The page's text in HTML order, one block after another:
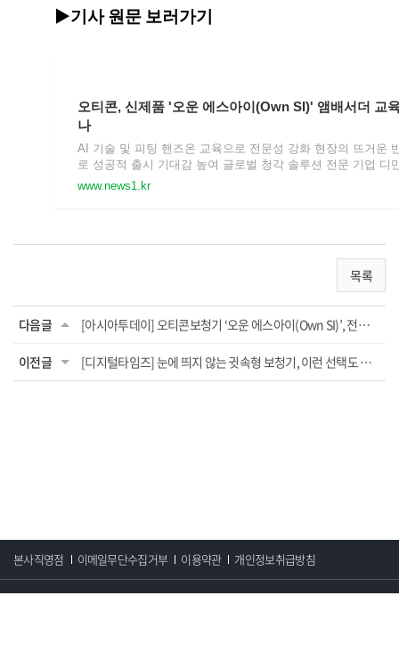
▶기사 원문 보러가기
오티콘, 신제품 '오운 에스아이(Own SI)' 앰배서더 교
나
AI 기술 및 피팅 핸즈온 교육으로 전문성 강화 현장의 뜨거운
로 성공적 출시 기대감 높여 글로벌 청각 솔루션 전문 기업 디
리아의 프리미엄 브랜드 오티콘보청기는 초소형 프리미엄 인
www.news1.kr
목록
다음글 [아시아투데이] 오티콘보청기 ‘오운 에스아이(Own SI)’, 전국 53개 대리점 판매
이전글 [디지털타임즈] 눈에 띄지 않는 귓속형 보청기, 이런 선택도 있습니다
본사직영점 이메일무단수집거부 이용약관 개인정보취급방침